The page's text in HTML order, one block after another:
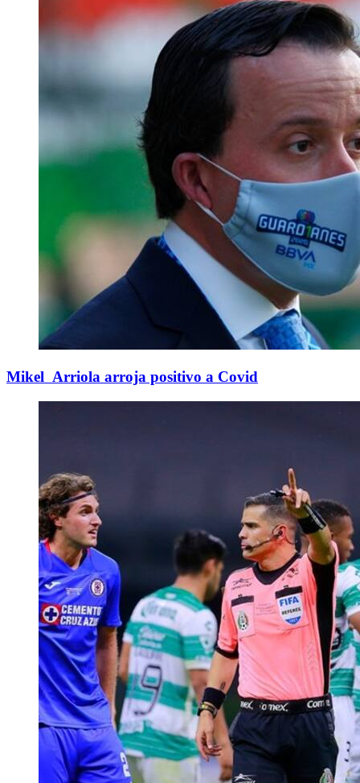
Mikel Arriola arroja positivo a Covid